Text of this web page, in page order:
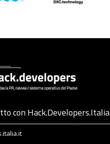
con Hack.Developers.Italia